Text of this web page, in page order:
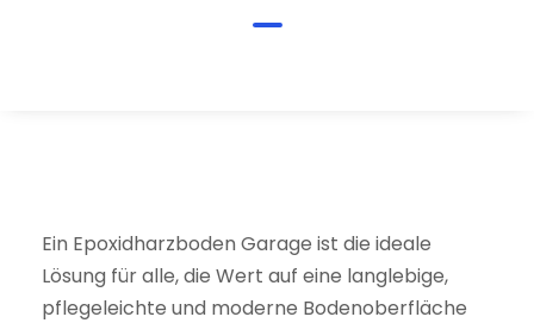
Ein Epoxidharzboden Garage ist die ideale
Lösung für alle, die Wert auf eine langlebige,
pflegeleichte und moderne Bodenoberfläche